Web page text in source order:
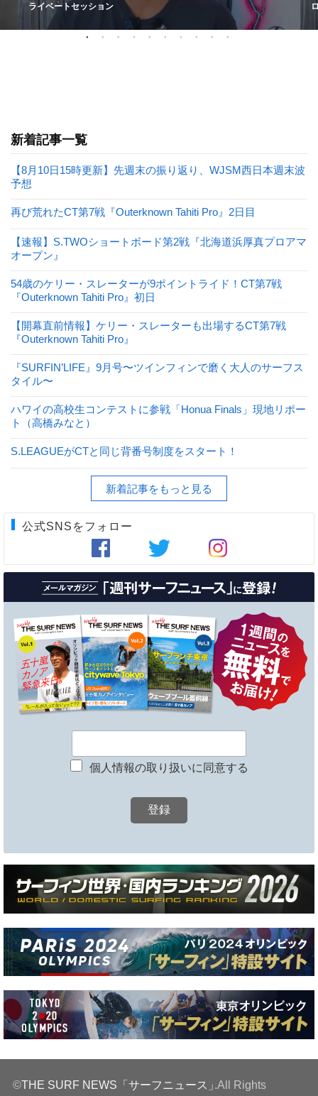
ライベートセッション
新着記事一覧
【8月10日15時更新】先週末の振り返り、WJSM西日本週末波
予想
再び荒れたCT第7戦『Outerknown Tahiti Pro』2日目
【速報】S.TWOショートボード第2戦『北海道浜厚真プロアマ
オープン』
54歳のケリー・スレーターが9ポイントライド！CT第7戦
『Outerknown Tahiti Pro』初日
【開幕直前情報】ケリー・スレーターも出場するCT第7戦
『Outerknown Tahiti Pro』
『SURFIN’LIFE』9月号〜ツインフィンで磨く大人のサーフス
タイル〜
ハワイの高校生コンテストに参戦「Honua Finals」現地リポー
ト（高橋みなと）
S.LEAGUEがCTと同じ背番号制度をスタート！
新着記事をもっと見る
公式SNSをフォロー
個人情報の取り扱いに同意する
©THE SURF NEWS「サーフニュース」.All Rights